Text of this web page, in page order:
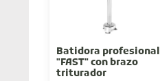
Batidora profesional
"FAST" con brazo
triturador